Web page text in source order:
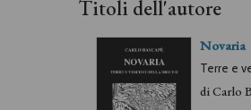
Titoli dell'autore
Novaria
Terre e
diCarlo